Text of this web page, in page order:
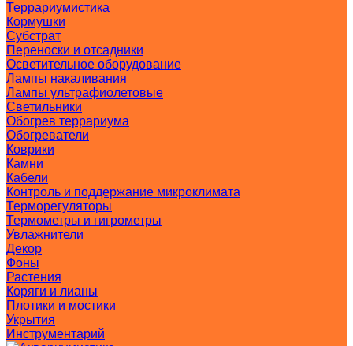
Террариумистика
Кормушки
Субстрат
Переноски и отсадники
Осветительное оборудование
Лампы накаливания
Лампы ультрафиолетовые
Светильники
Обогрев террариума
Обогреватели
Коврики
Камни
Кабели
Контроль и поддержание микроклимата
Терморегуляторы
Термометры и гигрометры
Увлажнители
Декор
Фоны
Растения
Коряги и лианы
Плотики и мостики
Укрытия
Инструментарий